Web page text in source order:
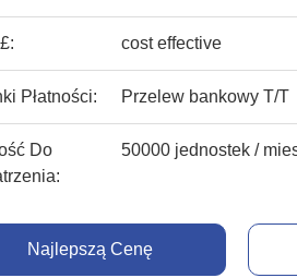
cost effective
Płatności: Przelew bankowy T/T
Do
50000 jednostek /
Najlepszą Cenę